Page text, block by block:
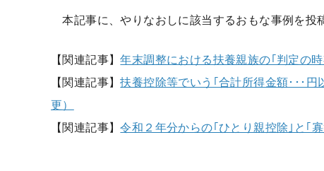
本記事に、やりなおしに該当するおもな事例を投
【関連記事】年末調整における扶養親族の｢判定の
【関連記事】扶養控除等でいう｢合計所得金額･･･
更）
【関連記事】令和２年分からの｢ひとり親控除｣と｢